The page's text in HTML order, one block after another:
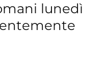
lunedì